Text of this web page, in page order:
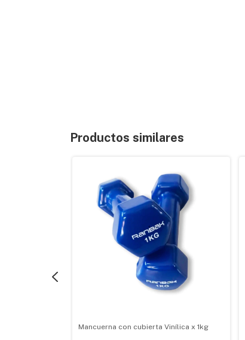
Productos similares
Mancuerna con cubierta Vinílica x 1kg